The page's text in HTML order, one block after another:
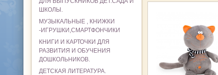
ШКОЛЫ.
МУЗЫКАЛЬНЫЕ , КНИЖКИ
-ИГРУШКИ,СМАРТФОНЧИКИ
КНИГИ И КАРТОЧКИ ДЛЯ
РАЗВИТИЯ И ОБУЧЕНИЯ
ДОШКОЛЬНИКОВ.
ДЕТСКАЯ ЛИТЕРАТУРА.